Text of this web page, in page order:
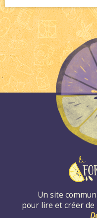
Un site
pour lire et créer de